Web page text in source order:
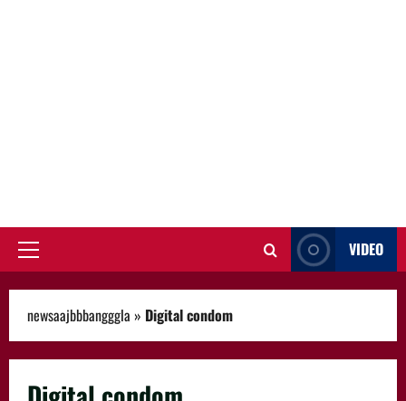
Primary
VIDEO
newsaajbbbangggla » Digital condom